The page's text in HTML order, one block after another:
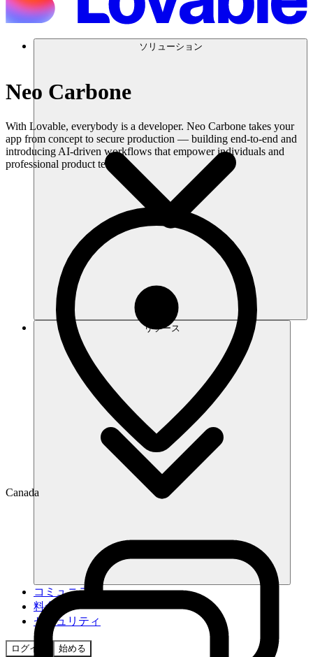
ソリューション
リソース
コミュニティ
料金
セキュリティ
ログイン 始める
Neo Carbone
With Lovable, everybody is a developer. Neo Carbone takes your
app from concept to secure production — building end-to-end and
introducing AI-driven workflows that empower individuals and
professional product teams.
Canada